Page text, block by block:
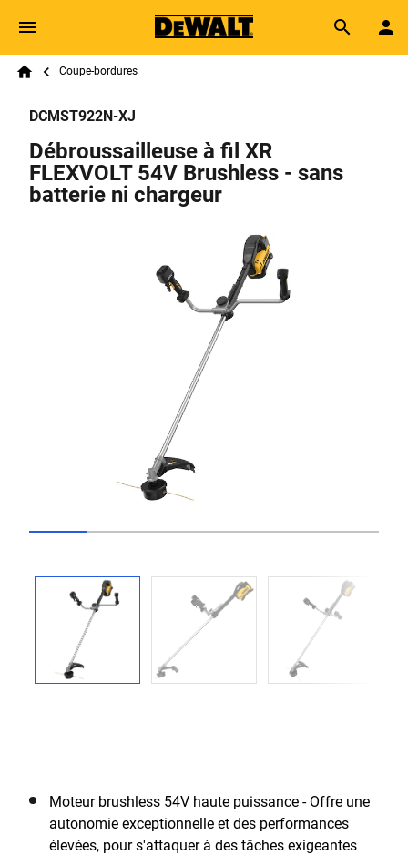
Skip to main content
Search
Breadcrumb
Coupe-bordures
Previous
DCMST922N-XJ
Débroussailleuse à fil XR
FLEXVOLT 54V Brushless - sans
batterie ni chargeur
Moteur brushless 54V haute puissance - Offre une
autonomie exceptionnelle et des performances
élevées, pour s'attaquer à des tâches exigeantes